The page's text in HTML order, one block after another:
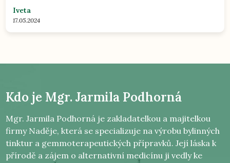
Iveta
17.05.2024
Kdo je Mgr. Jarmila Podhorná
Mgr. Jarmila Podhorná je zakladatelkou a majitelkou
firmy Naděje, která se specializuje na výrobu bylinných
tinktur a gemmoterapeutických přípravků. Její láska k
přírodě a zájem o alternativní medicínu ji vedly ke